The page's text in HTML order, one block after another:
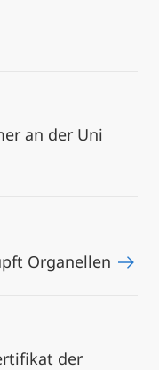
an der Uni
Organellen
der